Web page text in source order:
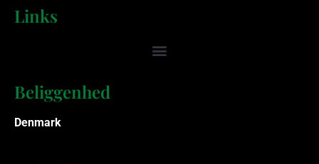
Links
Beliggenhed
Denmark